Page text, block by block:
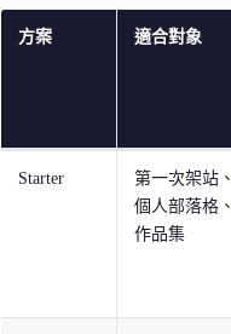
方案 適合對象
Starter
第一次架站、
個人部落格、
作品集